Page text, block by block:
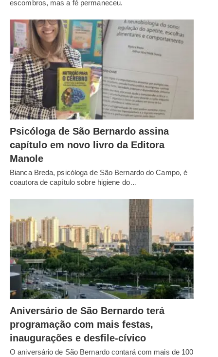
escombros, mas a fé permaneceu.
Psicóloga de São Bernardo assina
capítulo em novo livro da Editora
Manole
Bianca Breda, psicóloga de São Bernardo do Campo, é
coautora de capítulo sobre higiene do…
Aniversário de São Bernardo terá
programação com mais festas,
inaugurações e desfile-cívico
O aniversário de São Bernardo contará com mais de 100